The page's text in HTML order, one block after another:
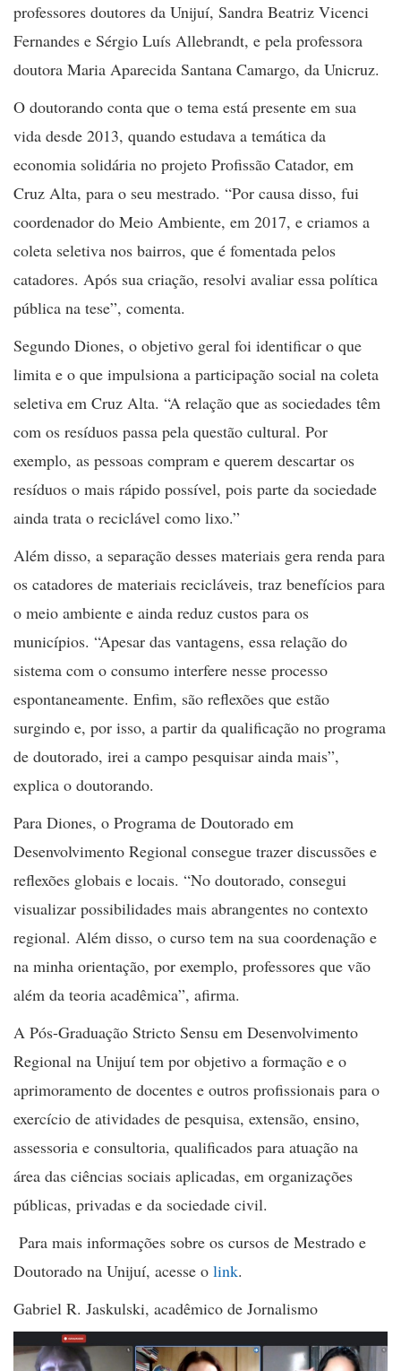
professores doutores da Unijuí, Sandra Beatriz Vicenci
Fernandes e Sérgio Luís Allebrandt, e pela professora
doutora Maria Aparecida Santana Camargo, da Unicruz.
O doutorando conta que o tema está presente em sua
vida desde 2013, quando estudava a temática da
economia solidária no projeto Profissão Catador, em
Cruz Alta, para o seu mestrado. “Por causa disso, fui
coordenador do Meio Ambiente, em 2017, e criamos a
coleta seletiva nos bairros, que é fomentada pelos
catadores. Após sua criação, resolvi avaliar essa política
pública na tese”, comenta.
Segundo Diones, o objetivo geral foi identificar o que
limita e o que impulsiona a participação social na coleta
seletiva em Cruz Alta. “A relação que as sociedades têm
com os resíduos passa pela questão cultural. Por
exemplo, as pessoas compram e querem descartar os
resíduos o mais rápido possível, pois parte da sociedade
ainda trata o reciclável como lixo.”
Além disso, a separação desses materiais gera renda para
os catadores de materiais recicláveis, traz benefícios para
o meio ambiente e ainda reduz custos para os
municípios. “Apesar das vantagens, essa relação do
sistema com o consumo interfere nesse processo
espontaneamente. Enfim, são reflexões que estão
surgindo e, por isso, a partir da qualificação no programa
de doutorado, irei a campo pesquisar ainda mais”,
explica o doutorando.
Para Diones, o Programa de Doutorado em
Desenvolvimento Regional consegue trazer discussões e
reflexões globais e locais. “No doutorado, consegui
visualizar possibilidades mais abrangentes no contexto
regional. Além disso, o curso tem na sua coordenação e
na minha orientação, por exemplo, professores que vão
além da teoria acadêmica”, afirma.
A Pós-Graduação Stricto Sensu em Desenvolvimento
Regional na Unijuí tem por objetivo a formação e o
aprimoramento de docentes e outros profissionais para o
exercício de atividades de pesquisa, extensão, ensino,
assessoria e consultoria, qualificados para atuação na
área das ciências sociais aplicadas, em organizações
públicas, privadas e da sociedade civil.
Para mais informações sobre os cursos de Mestrado e
Doutorado na Unijuí, acesse o link.
Gabriel R. Jaskulski, acadêmico de Jornalismo